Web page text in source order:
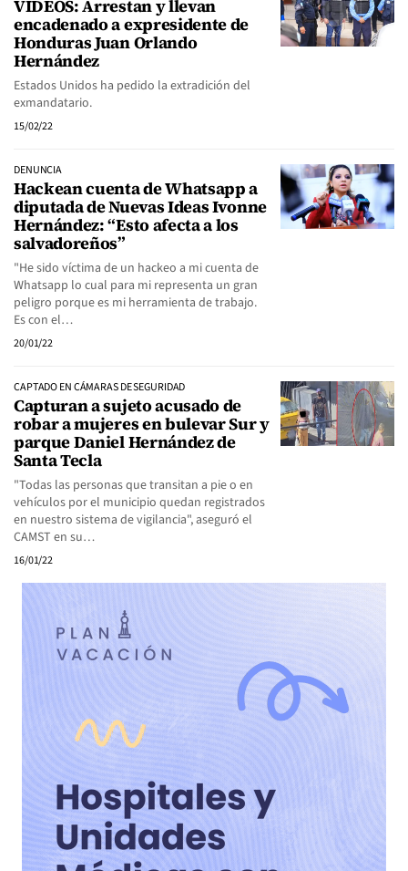
VIDEOS: Arrestan y llevan
encadenado a expresidente de
Honduras Juan Orlando
Hernández
Estados Unidos ha pedido la extradición del
exmandatario.
15/02/22
DENUNCIA
Hackean cuenta de Whatsapp a
diputada de Nuevas Ideas Ivonne
Hernández: “Esto afecta a los
salvadoreños”
"He sido víctima de un hackeo a mi cuenta de
Whatsapp lo cual para mi representa un gran
peligro porque es mi herramienta de trabajo.
Es con el…
20/01/22
CAPTADO EN CÁMARAS DE SEGURIDAD
Capturan a sujeto acusado de
robar a mujeres en bulevar Sur y
parque Daniel Hernández de
Santa Tecla
"Todas las personas que transitan a pie o en
vehículos por el municipio quedan registrados
en nuestro sistema de vigilancia", aseguró el
CAMST en su…
16/01/22